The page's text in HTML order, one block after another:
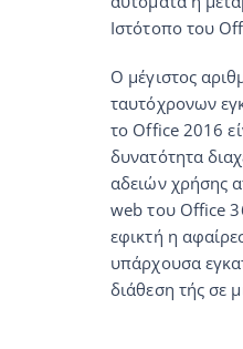
Ιστότοπο του
Ο μέγιστος
ταυτόχρονων
το Office 2016
δυνατότητα
αδειών χρήσης
web του Office
εφικτή η
υπάρχουσα
διάθεση τής σε